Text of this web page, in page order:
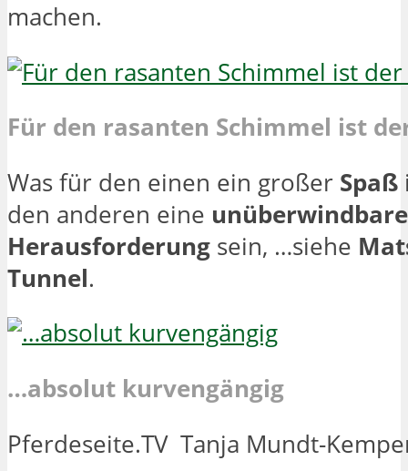
machen.
Für den rasanten Schimmel ist
Was für den einen ein großer Spaß
den anderen eine unüberwindbare
Herausforderung sein, …siehe
Tunnel.
…absolut kurvengängig
Pferdeseite.TV Tanja Mundt-